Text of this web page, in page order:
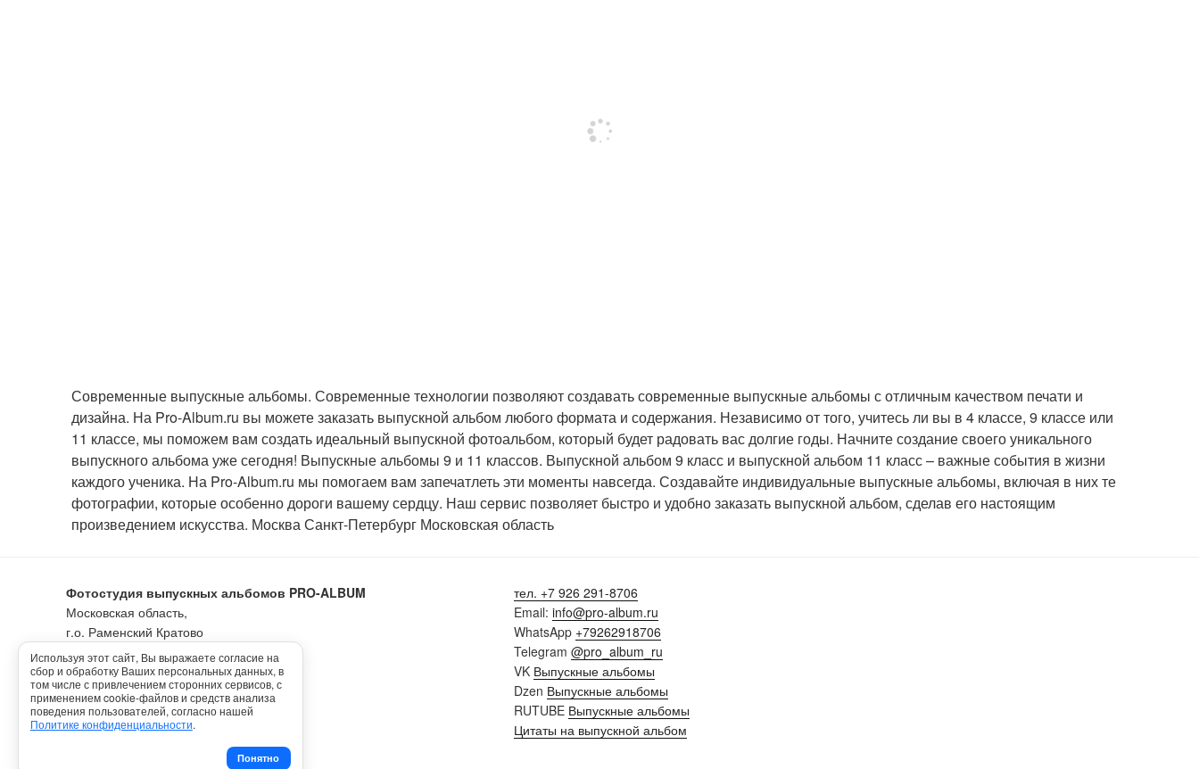
Современные выпускные альбомы. Современные технологии позволяют создавать современные выпускные альбомы с отличным качеством печати и
дизайна. На Pro-Album.ru вы можете заказать выпускной альбом любого формата и содержания. Независимо от того, учитесь ли вы в 4 классе, 9 классе или
11 классе, мы поможем вам создать идеальный выпускной фотоальбом, который будет радовать вас долгие годы. Начните создание своего уникального
выпускного альбома уже сегодня! Выпускные альбомы 9 и 11 классов. Выпускной альбом 9 класс и выпускной альбом 11 класс – важные события в жизни
каждого ученика. На Pro-Album.ru мы помогаем вам запечатлеть эти моменты навсегда. Создавайте индивидуальные выпускные альбомы, включая в них те
фотографии, которые особенно дороги вашему сердцу. Наш сервис позволяет быстро и удобно заказать выпускной альбом, сделав его настоящим
произведением искусства. Москва Санкт-Петербург Московская область
Фотостудия выпускных альбомов PRO-ALBUM
Московская область,
г.о. Раменский Кратово
ул. Центральная д. 14/1
Политика конфиденциальности
тел. +7 926 291-8706
Email:info@pro-album.ru
WhatsApp +79262918706
Telegram@pro_album_ru
VK Выпускные альбомы
Dzen Выпускные альбомы
RUTUBE Выпускные альбомы
Цитаты на выпускной альбом
Используя этот сайт, Вы выражаете согласие на
сбор и обработку Ваших персональных данных, в
том числе с привлечением сторонних сервисов, с
применением cookie-файлов и средств анализа
поведения пользователей, согласно нашей
Политике конфиденциальности.
Понятно